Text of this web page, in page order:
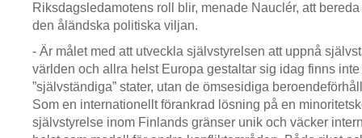
Riksdagsledamotens roll blir, menade Nauclér, att
den åländska politiska viljan.
- Är målet med att utveckla självstyrelsen att uppnå
världen och allra helst Europa gestaltar sig idag finns
”självständiga” stater, utan de ömsesidiga
Som en internationellt förankrad lösning på en
självstyrelse inom Finlands gränser unik och väcker